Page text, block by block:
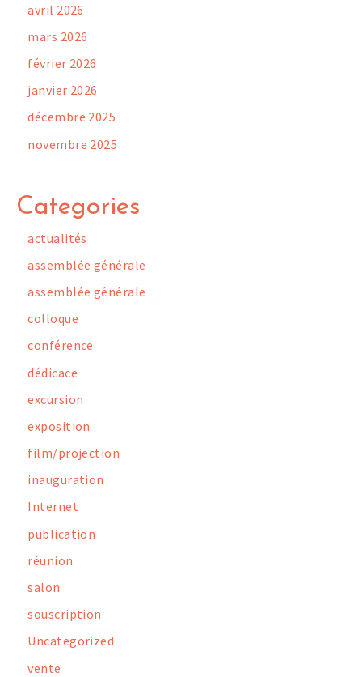
avril 2026
mars 2026
février 2026
janvier 2026
décembre 2025
novembre 2025
Categories
actualités
assemblée générale
assemblée générale
colloque
conférence
dédicace
excursion
exposition
film/projection
inauguration
Internet
publication
réunion
salon
souscription
Uncategorized
vente